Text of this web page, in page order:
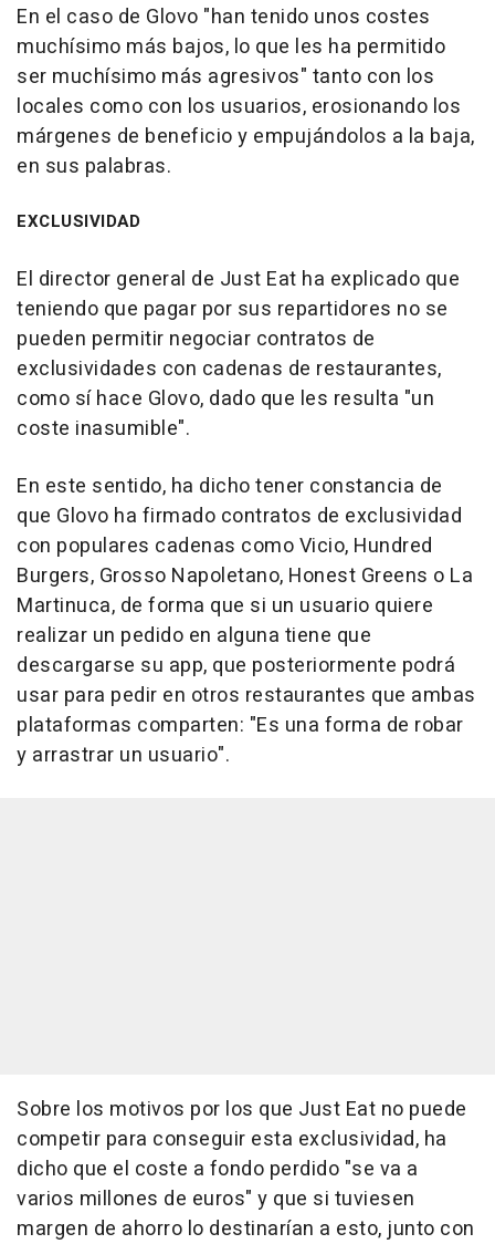
En el caso de Glovo "han tenido unos costes
muchísimo más bajos, lo que les ha permitido
ser muchísimo más agresivos" tanto con los
locales como con los usuarios, erosionando los
márgenes de beneficio y empujándolos a la baja,
en sus palabras.
EXCLUSIVIDAD
El director general de Just Eat ha explicado que
teniendo que pagar por sus repartidores no se
pueden permitir negociar contratos de
exclusividades con cadenas de restaurantes,
como sí hace Glovo, dado que les resulta "un
coste inasumible".
En este sentido, ha dicho tener constancia de
que Glovo ha firmado contratos de exclusividad
con populares cadenas como Vicio, Hundred
Burgers, Grosso Napoletano, Honest Greens o La
Martinuca, de forma que si un usuario quiere
realizar un pedido en alguna tiene que
descargarse su app, que posteriormente podrá
usar para pedir en otros restaurantes que ambas
plataformas comparten: "Es una forma de robar
y arrastrar un usuario".
Sobre los motivos por los que Just Eat no puede
competir para conseguir esta exclusividad, ha
dicho que el coste a fondo perdido "se va a
varios millones de euros" y que si tuviesen
margen de ahorro lo destinarían a esto, junto con